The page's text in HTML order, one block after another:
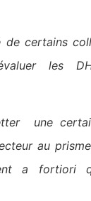
de certains
les
une
au
a fortiori